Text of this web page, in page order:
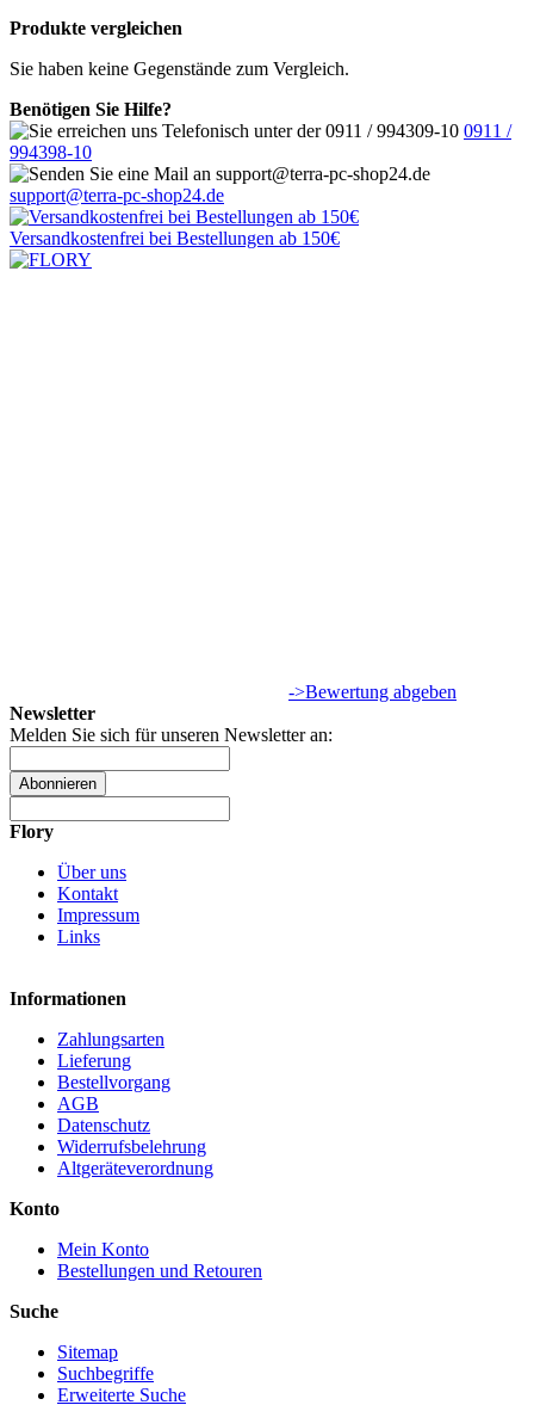
Produkte vergleichen
Sie haben keine Gegenstände zum Vergleich.
Benötigen Sie Hilfe?
0911 /
994398-10
support@terra-pc-shop24.de
Versandkostenfrei bei Bestellungen ab 150€
->Bewertung abgeben
Newsletter
Melden Sie sich für unseren Newsletter an:
Abonnieren
Flory
Über uns
Kontakt
Impressum
Links
Informationen
Zahlungsarten
Lieferung
Bestellvorgang
AGB
Datenschutz
Widerrufsbelehrung
Altgeräteverordnung
Konto
Mein Konto
Bestellungen und Retouren
Suche
Sitemap
Suchbegriffe
Erweiterte Suche